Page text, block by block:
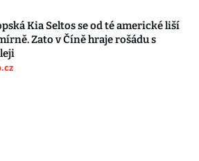
Kia Seltos se od té americké liší
Zato v Číně hraje rošádu s